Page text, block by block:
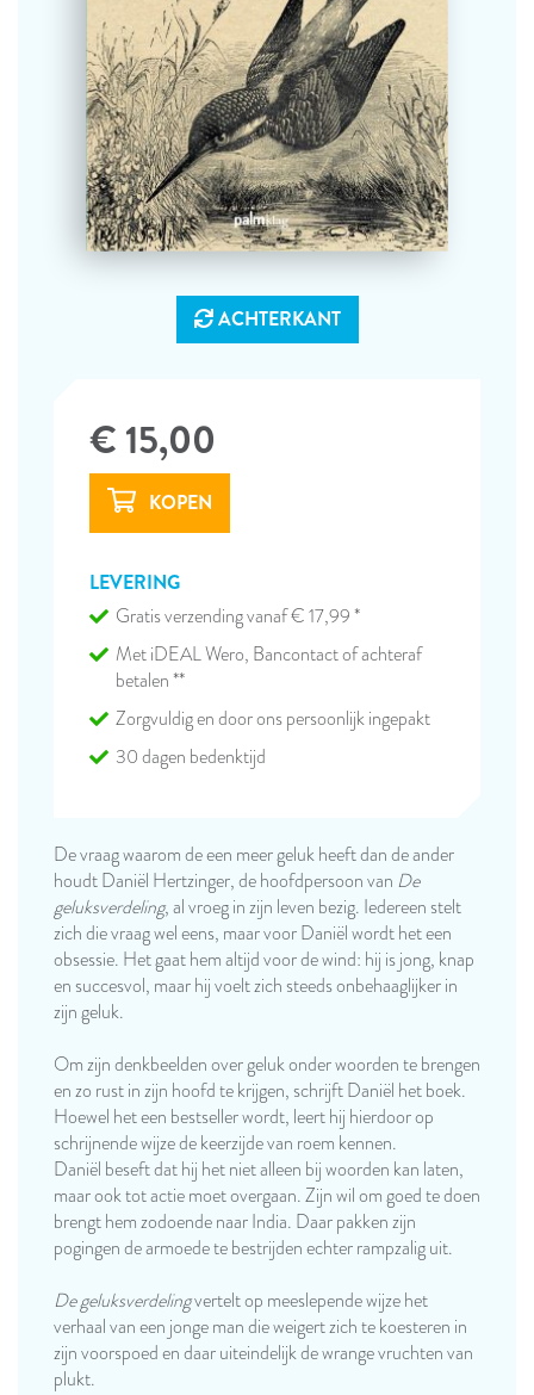
ACHTERKANT
€ 15,00
LEVERING
Gratis verzending vanaf € 17,99 *
Met iDEAL Wero, Bancontact of achteraf
betalen **
Zorgvuldig en door ons persoonlijk ingepakt
30 dagen bedenktijd
De vraag waarom de een meer geluk heeft dan de ander
houdt Daniël Hertzinger, de hoofdpersoon van De
geluksverdeling, al vroeg in zijn leven bezig. Iedereen stelt
zich die vraag wel eens, maar voor Daniël wordt het een
obsessie. Het gaat hem altijd voor de wind: hij is jong, knap
en succesvol, maar hij voelt zich steeds onbehaaglijker in
zijn geluk.
Om zijn denkbeelden over geluk onder woorden te brengen
en zo rust in zijn hoofd te krijgen, schrijft Daniël het boek.
Hoewel het een bestseller wordt, leert hij hierdoor op
schrijnende wijze de keerzijde van roem kennen.
Daniël beseft dat hij het niet alleen bij woorden kan laten,
maar ook tot actie moet overgaan. Zijn wil om goed te doen
brengt hem zodoende naar India. Daar pakken zijn
pogingen de armoede te bestrijden echter rampzalig uit.
De geluksverdelingvertelt op meeslepende wijze het
verhaal van een jonge man die weigert zich te koesteren in
zijn voorspoed en daar uiteindelijk de wrange vruchten van
plukt.